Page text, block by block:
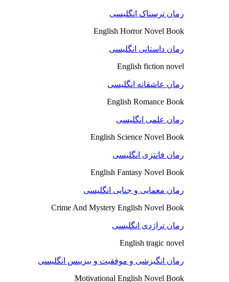
رمان ترسناک انگلیسی
English Horror Novel Book
رمان داستانی انگلیسی
English fiction novel
رمان عاشقانه انگلیسی
English Romance Book
رمان علمی انگلیسی
English Science Novel Book
رمان فانتزی انگلیسی
English Fantasy Novel Book
رمان معمایی و جنایی انگلیسی
Crime And Mystery English Novel Book
رمان تراژدی انگلیسی
English tragic novel
رمان انگیزشی و موفقیت و بیزینس انگلیسی
Motivational English Novel Book